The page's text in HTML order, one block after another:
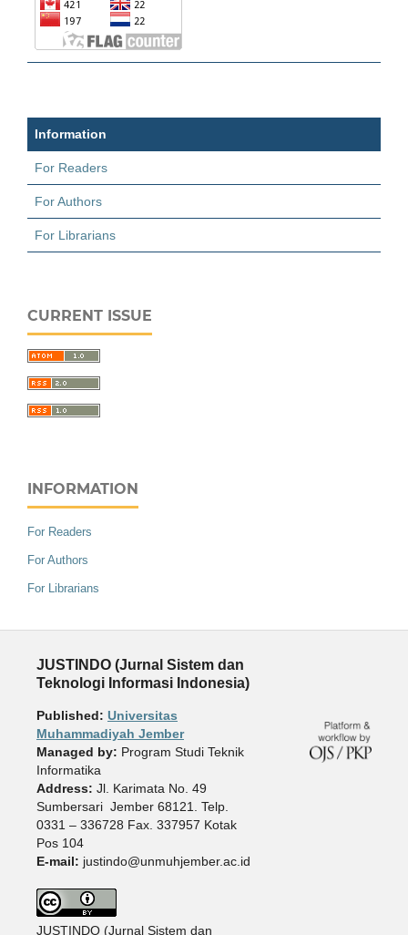
Information
For Readers
For Authors
For Librarians
CURRENT ISSUE
INFORMATION
For Readers
For Authors
For Librarians
JUSTINDO (Jurnal Sistem dan
Teknologi Informasi Indonesia)
Published: Universitas
Muhammadiyah Jember
Managed by: Program Studi Teknik
Informatika
Address: Jl. Karimata No. 49
Sumbersari Jember 68121. Telp.
0331 – 336728 Fax. 337957 Kotak
Pos 104
E-mail: justindo@unmuhjember.ac.id
JUSTINDO (Jurnal Sistem dan